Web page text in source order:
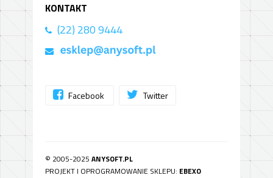
KONTAKT
(22) 280 9444
Facebook Twitter
© 2005-2025 ANYSOFT.PL
PROJEKT I OPROGRAMOWANIE SKLEPU: EBEXO